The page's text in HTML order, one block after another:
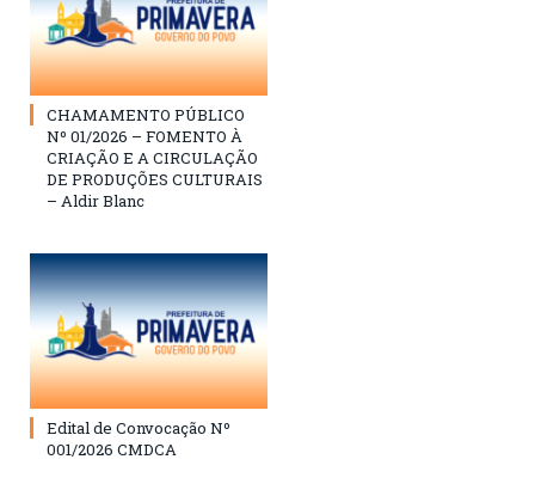
CHAMAMENTO PÚBLICO
Nº 01/2026 – FOMENTO À
CRIAÇÃO E A CIRCULAÇÃO
DE PRODUÇÕES CULTURAIS
– Aldir Blanc
Edital de Convocação Nº
001/2026 CMDCA